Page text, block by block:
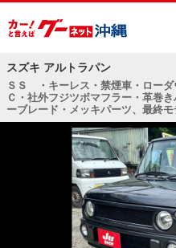
スズキ アルトラパン
ＳＳ ・キーレス・禁煙車・ローダ
Ｃ・社外フジツボマフラー・革巻
ーブレード・メッキパーツ、最終モ